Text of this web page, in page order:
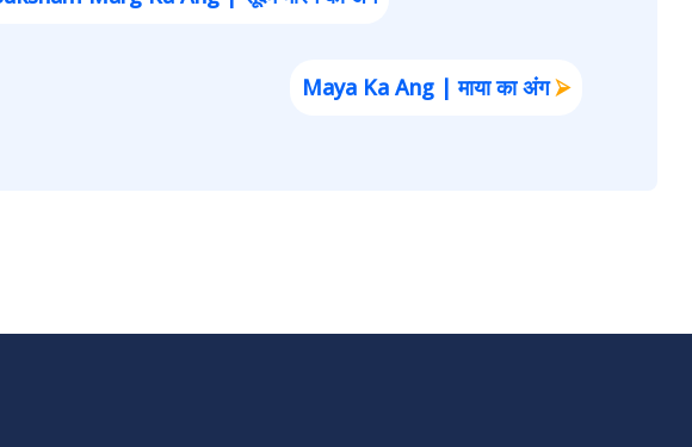
Maya Ka Ang | माया का अंग⮚